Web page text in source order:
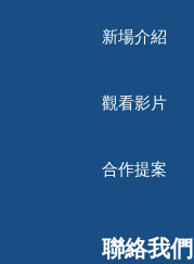
新場介紹
觀看影片
合作提案
聯絡我們